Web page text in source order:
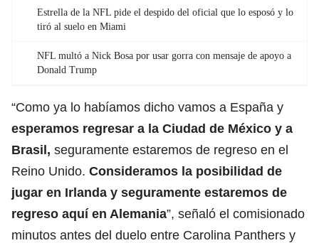
Estrella de la NFL pide el despido del oficial que lo esposó y lo
tiró al suelo en Miami
NFL multó a Nick Bosa por usar gorra con mensaje de apoyo a
Donald Trump
“Como ya lo habíamos dicho vamos a España y
esperamos regresar a la Ciudad de México y a
Brasil, seguramente estaremos de regreso en el
Reino Unido. Consideramos la posibilidad de
jugar en Irlanda y seguramente estaremos de
regreso aquí en Alemania”, señaló el comisionado
minutos antes del duelo entre Carolina Panthers y